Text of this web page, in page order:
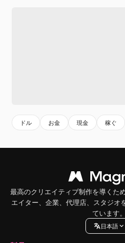
ドル お金 現金 稼ぐ
最高のクリエイティブ制作を導くた
エイター、企業、代理店、スタジオ
ています。
日本語